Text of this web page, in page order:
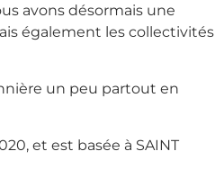
avons désormais une
également les collectivités
un peu partout en
et est basée à SAINT